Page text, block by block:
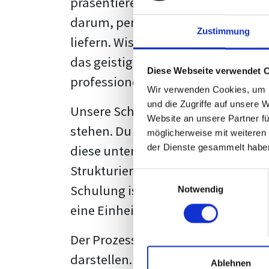
Zustimmung
Diese Webseite verwendet
Wir verwenden Cookies,
und die Zugriffe auf unsere
Website an unsere Partner
möglicherweise mit
der Dienste gesammelt
Notwendig
Ablehnen
darum, persönliche Meinungen
liefern. Wissenschaftliche Texte,
das geistige Eigentum des
professionell zu kommunizieren.
Unsere Schulung wurde mit Blick
stehen. Du wirst nicht nur
diese unter Zuhilfenahme von
Strukturierung ist ebenso
Schulung ist so konzipiert, dass
eine Einheitslösung zu bieten.
Der Prozess des
darstellen. Jedoch, ausgestattet